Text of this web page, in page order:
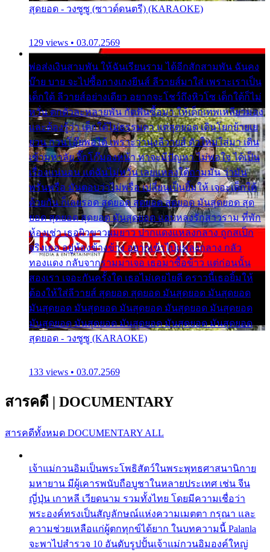
สุดยอด - วงซูซู (ซาวด์ดนตรี) (KARAOKE)
129 views • 03.07.2569
พ่อส่งเงินสามพัน ให้ฉันเรียนราม ได้อีกสักสามพัน ฉันคง
บ๊าย บาย จะไปซื้อกางเกงยีนส์ ลีวายส์มาใส่ เพราะเราเป็น
เด็กใต้ ลีวายส์อย่างเดียว อยากจะโชว์ถึงหิวโซ เด็กใต้ก็ไม่
หวั่น ตกตัวละหลายพัน กัดฟันซื้อมา ให้เด็กเทพเหลียวมอง
และต้องรู้ว่า เด็กใต้ไม่ธรรมดา แต่สุดยอด เดินโยกย้ายเย
ยวน กวนโอ๊ยพอได้ เพราะว่านุ่งลีวายส์ ตัวใหม่ใส่มา เดิน
เข้ามหาลัย จิ๊กโก๊มองหน้า ท่าจะมีปัญหา ไม่พอใจ ได้เป็น
เรื่องแน่นอน แต่ฉันไม่หวั่น เลยแหลงใต้ถามมัน ว่ามัน
พรั่นพรือ มันตอบว่าไม่พรื่อ เปลี่ยนเป็นยิ้มให้ เจอะเด็กใต้
ด้วยกัน ก็เลยรอด สุดยอด สุดยอด สุดยอด มันสุดยอด สุด
ยอด สุดยอด สุดยอด มันสุดยอด แอบหลงรักสาวราม ที่พัก
ห้องเช่า เธอผิวขาวผมยาว ปากแดงแหลงกลาง ถูกสเป็ก
จริงเธอ อยู่ห้องข้างข้าง อยากเข้าไปแหลงกลาง กลัว
ทองแดง กลับจากรามมาเจอ เธอมาซื้อข้าว แต่ก่อนนั้น
สองเรา เจอะกันครั้งใด เธอไม่เคยไยดี คราวนี้เธอยิ้มให้
ต้องให้ใส่ลีวายส์ สุดยอด สุดยอด มันสุดยอด มันสุดยอด
มันสุดยอด มันสุดยอด มันสุดยอด มันสุดยอด มันสุดยอด
มันสุดยอด มันสุดยอด มันสุดยอด มันสุดยอด มันสุดยอด
สุดยอด - วงซูซู (KARAOKE)
133 views • 03.07.2569
สารคดี | DOCUMENTARY
สารคดีทั้งหมด DOCUMENTARY ALL
เจ้าแม่กวนอิมเป็นพระโพธิสัตว์ในพระพุทธศาสนานิกาย
มหายาน มีผู้เคารพนับถือบูชาในหลายประเทศ เช่น จีน
ญี่ปุ่น เกาหลี เวียดนาม รวมทั้งไทย โดยมีความเชื่อว่า
พระองค์ทรงเป็นสัญลักษณ์แห่งความเมตตา กรุณา และ
ความช่วยเหลือแก่ผู้ตกทุกข์ได้ยาก ในบทความนี้ Palanla
จะพาไปสำรวจ 10 อันดับรูปปั้นเจ้าแม่กวนอิมองค์ใหญ่